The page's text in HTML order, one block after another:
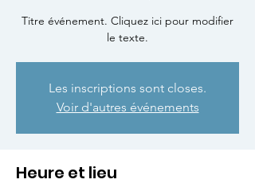
Titre événement. Cliquez ici pour modifier
le texte.
Les inscriptions sont closes.
Voir d'autres événements
Heure et lieu